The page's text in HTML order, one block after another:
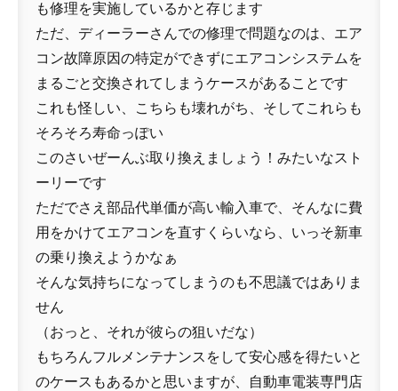
も修理を実施しているかと存じます
ただ、ディーラーさんでの修理で問題なのは、エア
コン故障原因の特定ができずにエアコンシステムを
まるごと交換されてしまうケースがあることです
これも怪しい、こちらも壊れがち、そしてこれらも
そろそろ寿命っぽい
このさいぜーんぶ取り換えましょう！みたいなスト
ーリーです
ただでさえ部品代単価が高い輸入車で、そんなに費
用をかけてエアコンを直すくらいなら、いっそ新車
の乗り換えようかなぁ
そんな気持ちになってしまうのも不思議ではありま
せん
（おっと、それが彼らの狙いだな）
もちろんフルメンテナンスをして安心感を得たいと
のケースもあるかと思いますが、自動車電装専門店